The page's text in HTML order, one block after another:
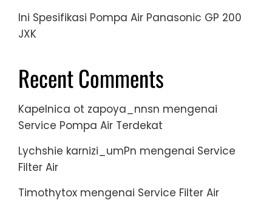
Ini Spesifikasi Pompa Air Panasonic GP 200
JXK
Recent Comments
Kapelnica ot zapoya_nnsn mengenai
Service Pompa Air Terdekat
Lychshie karnizi_umPn mengenai Service
Filter Air
Timothytox mengenai Service Filter Air